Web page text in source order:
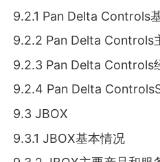
9.2.1 Pan Delta Controls
9.2.2 Pan Delta Controls
9.2.3 Pan Delta Controls
9.2.4 Pan Delta
9.3 JBOX
9.3.1 JBOX基本情况